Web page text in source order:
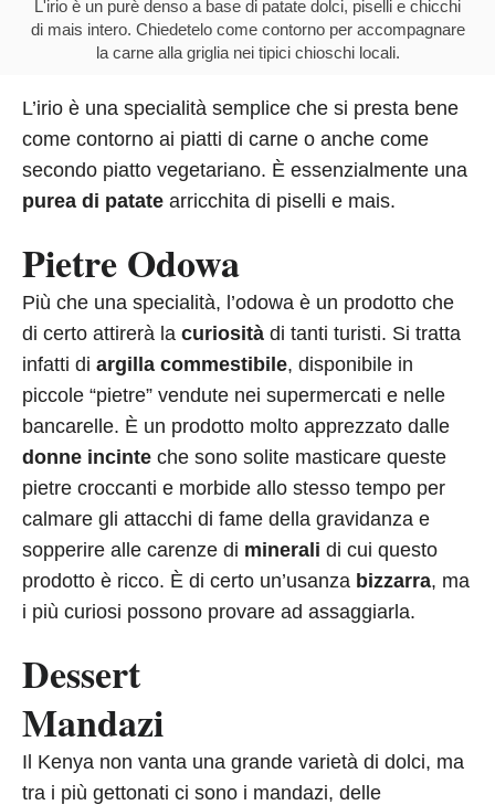
L'irio è un purè denso a base di patate dolci, piselli e chicchi
di mais intero. Chiedetelo come contorno per accompagnare
la carne alla griglia nei tipici chioschi locali.
L’irio è una specialità semplice che si presta bene
come contorno ai piatti di carne o anche come
secondo piatto vegetariano. È essenzialmente una
purea di patate arricchita di piselli e mais.
Pietre Odowa
Più che una specialità, l’odowa è un prodotto che
di certo attirerà la curiosità di tanti turisti. Si tratta
infatti di argilla commestibile, disponibile in
piccole “pietre” vendute nei supermercati e nelle
bancarelle. È un prodotto molto apprezzato dalle
donne incinte che sono solite masticare queste
pietre croccanti e morbide allo stesso tempo per
calmare gli attacchi di fame della gravidanza e
sopperire alle carenze di minerali di cui questo
prodotto è ricco. È di certo un’usanza bizzarra, ma
i più curiosi possono provare ad assaggiarla.
Dessert
Mandazi
Il Kenya non vanta una grande varietà di dolci, ma
tra i più gettonati ci sono i mandazi, delle